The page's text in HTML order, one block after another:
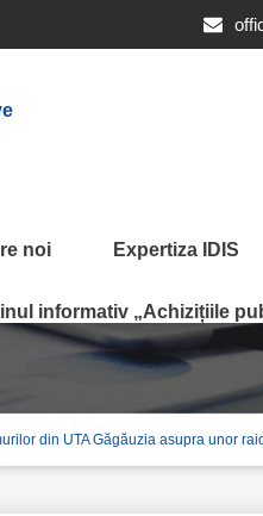
noi Expertiza IDIS
informativ „Achizițiile
din UTA Găgăuzia asupra unor